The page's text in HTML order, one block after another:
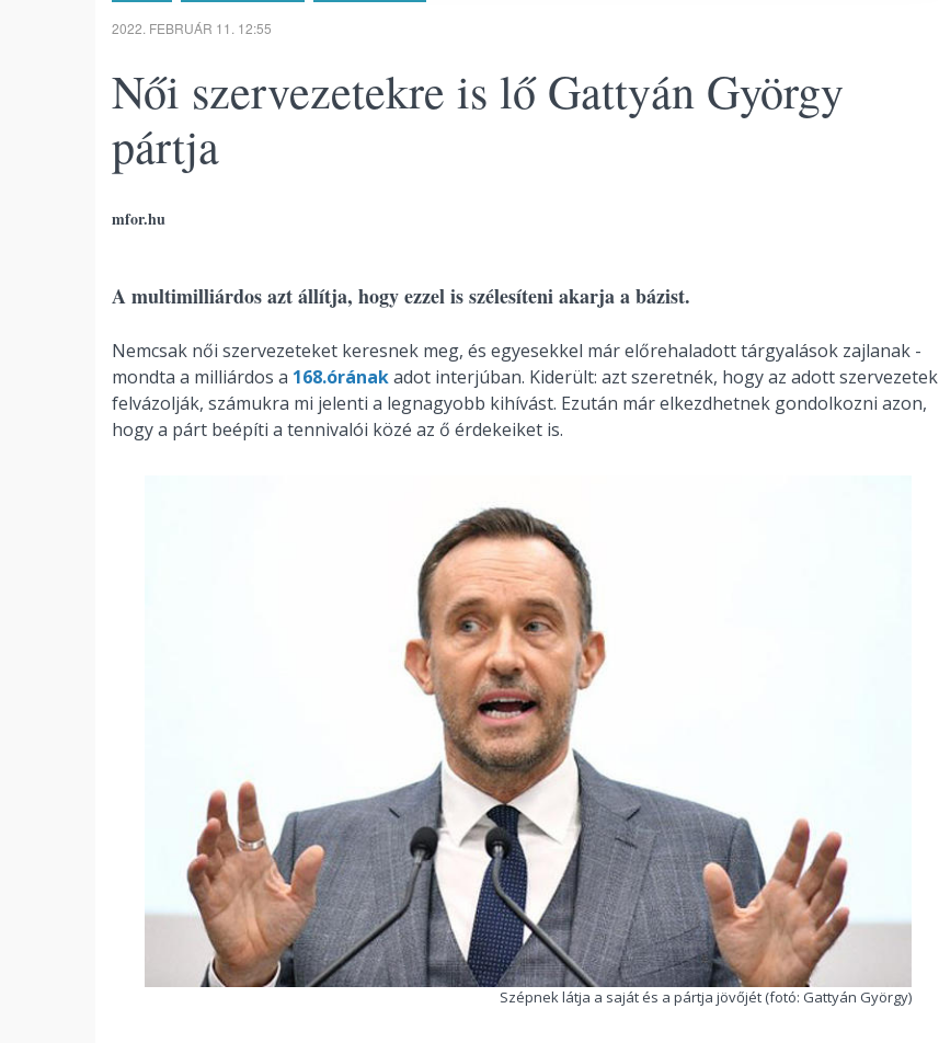
2022. FEBRUÁR 11. 12:55
Női szervezetekre is lő Gattyán György
pártja
mfor.hu
A multimilliárdos azt állítja, hogy ezzel is szélesíteni akarja a bázist.
Nemcsak női szervezeteket keresnek meg, és egyesekkel már előrehaladott tárgyalások zajlanak -
mondta a milliárdos a 168.óránakadot interjúban. Kiderült: azt szeretnék, hogy az adott szervezetek
felvázolják, számukra mi jelenti a legnagyobb kihívást. Ezután már elkezdhetnek gondolkozni azon,
hogy a párt beépíti a tennivalói közé az ő érdekeiket is.
Szépnek látja a saját és a pártja jövőjét (fotó: Gattyán György)